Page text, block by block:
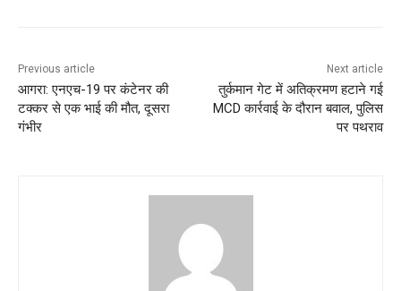
Previous article
आगरा: एनएच-19 पर कंटेनर की
टक्कर से एक भाई की मौत, दूसरा
गंभीर
Next article
तुर्कमान गेट में अतिक्रमण हटाने गई
MCD कार्रवाई के दौरान बवाल, पुलिस
पर पथराव